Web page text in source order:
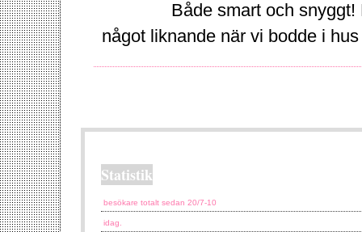
Både smart och
något liknande när vi bodde i
Statistik
besökare totalt sedan 20/7-10
idag.